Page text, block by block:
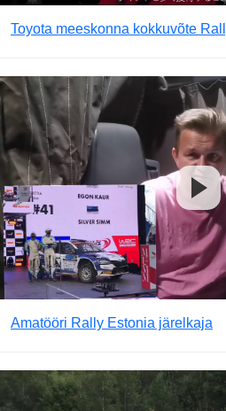
Toyota meeskonna kokkuvõte
Amatööri Rally Estonia järelkaja